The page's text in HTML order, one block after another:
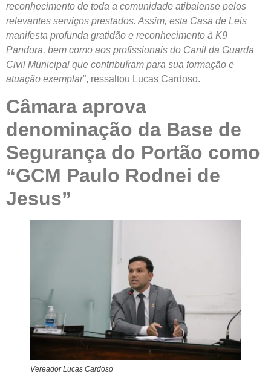
reconhecimento de toda a comunidade atibaiense pelos
relevantes serviços prestados. Assim, esta Casa de Leis
manifesta profunda gratidão e reconhecimento à K9
Pandora, bem como aos profissionais do Canil da Guarda
Civil Municipal que contribuíram para sua formação e
atuação exemplar”, ressaltou Lucas Cardoso.
Câmara aprova
denominação da Base de
Segurança do Portão como
“GCM Paulo Rodnei de
Jesus”
Vereador Lucas Cardoso